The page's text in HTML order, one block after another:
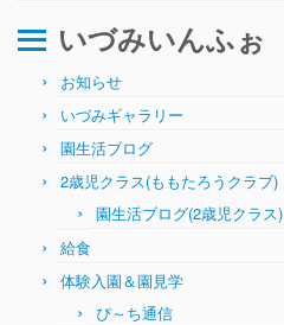
いづみいんふぉ
お知らせ
いづみギャラリー
園生活ブログ
2歳児クラス(ももたろうクラブ)
園生活ブログ(2歳児クラス)
給食
体験入園＆園見学
ぴ～ち通信